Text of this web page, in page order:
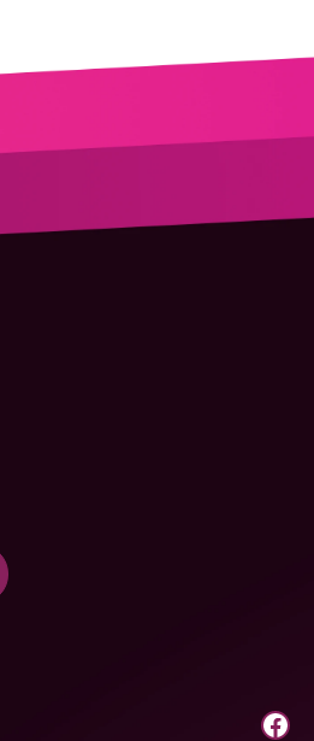
Крок до праці | Facebook